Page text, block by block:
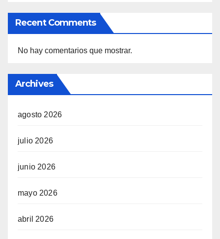
Recent Comments
No hay comentarios que mostrar.
Archives
agosto 2026
julio 2026
junio 2026
mayo 2026
abril 2026